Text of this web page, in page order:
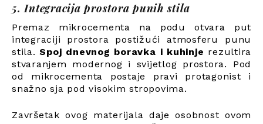
5. Integracija prostora punih stila
Premaz mikrocementa na podu otvara put
integraciji prostora postižući atmosferu punu
stila.Spoj dnevnog boravka i kuhinje rezultira
stvaranjem modernog i svijetlog prostora. Pod
od mikrocementa postaje pravi protagonist i
snažno sja pod visokim stropovima.
Završetak ovog materijala daje osobnost ovom